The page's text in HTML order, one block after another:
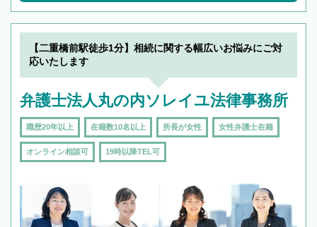
【二重橋前駅徒歩1分】相続に関する幅広いお悩みにご対
応いたします
弁護士法人丸の内ソレイユ法律事務所
職歴20年以上 在籍数10名以上 所長が女性 女性弁護士在籍
オンライン相談可 19時以降TEL可